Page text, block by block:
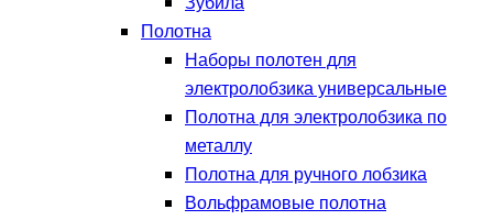
Полотна
Наборы полотен для
электролобзика универсальные
Полотна для электролобзика по
металлу
Полотна для ручного лобзика
Вольфрамовые полотна